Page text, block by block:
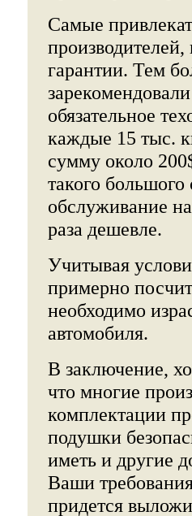
Самые
гарантии. Тем
обязательное
каждые 15 тыс.
сумму около
такого
обслуживание
раза дешевле.
Учитывая
примерно
необходимо
автомобиля.
В заключение,
что многие
комплектации
подушки
иметь и другие
Ваши
придется